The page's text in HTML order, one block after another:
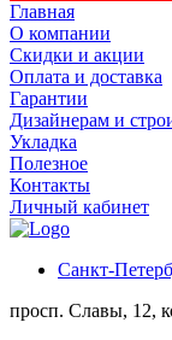
Главная
О компании
Скидки и акции
Оплата и доставка
Гарантии
Дизайнерам и
Укладка
Полезное
Контакты
Личный кабинет
Санкт-
просп. Славы, 12,